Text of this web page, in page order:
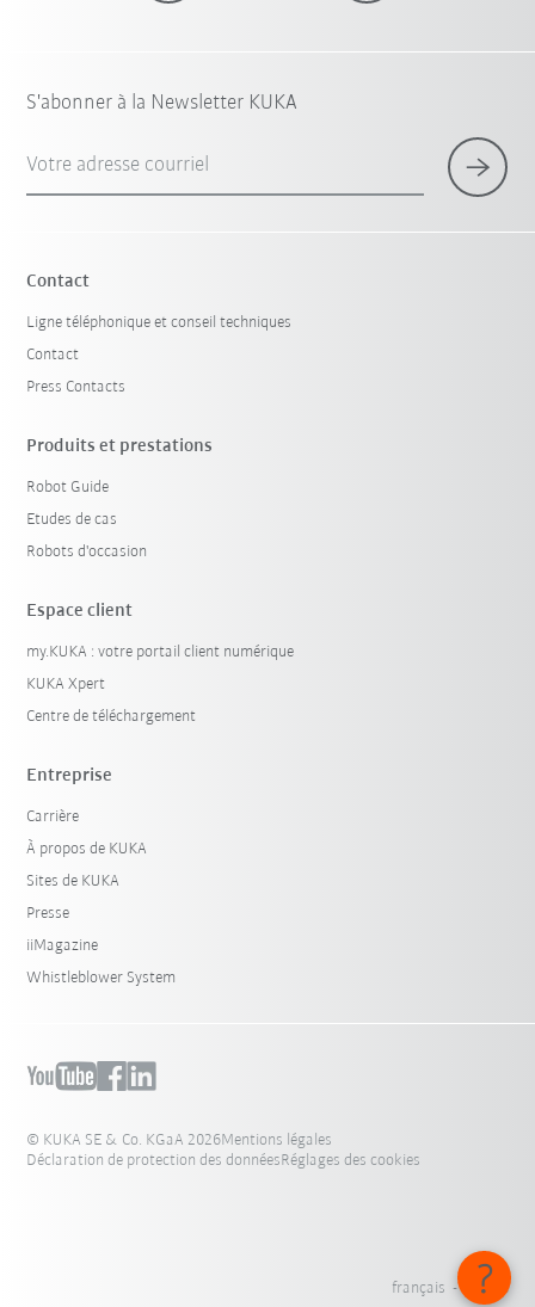
S'abonner à la Newsletter KUKA
Votre adresse courriel
Contact
Ligne téléphonique et conseil techniques
Contact
Press Contacts
Produits et prestations
Robot Guide
Etudes de cas
Robots d'occasion
Espace client
my.KUKA : votre portail client numérique
KUKA Xpert
Centre de téléchargement
Entreprise
Carrière
À propos de KUKA
Sites de KUKA
Presse
iiMagazine
Whistleblower System
© KUKA SE & Co. KGaA 2026Mentions légales
Déclaration de protection des donnéesRéglages des cookies
français - France